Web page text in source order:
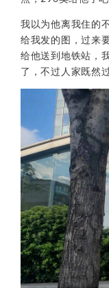
我以为他离我住的
给我发的图，过来
给他送到地铁站，
了，不过人家既然